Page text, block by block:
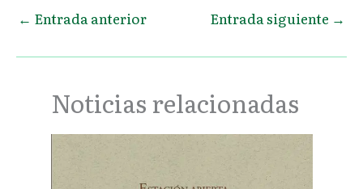
← Entrada anterior Entrada siguiente →
Noticias relacionadas